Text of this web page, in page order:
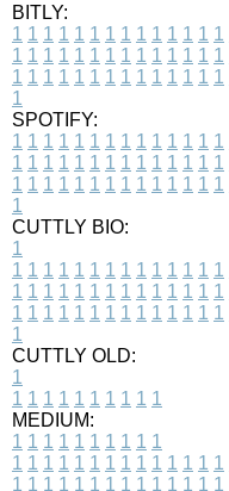
BITLY:
1 1 1 1 1 1 1 1 1 1 1 1 1 1
1 1 1 1 1 1 1 1 1 1 1 1 1 1
1 1 1 1 1 1 1 1 1 1 1 1 1 1
1
SPOTIFY:
1 1 1 1 1 1 1 1 1 1 1 1 1 1
1 1 1 1 1 1 1 1 1 1 1 1 1 1
1 1 1 1 1 1 1 1 1 1 1 1 1 1
1
CUTTLY BIO:
1
1 1 1 1 1 1 1 1 1 1 1 1 1 1
1 1 1 1 1 1 1 1 1 1 1 1 1 1
1 1 1 1 1 1 1 1 1 1 1 1 1 1
1
CUTTLY OLD:
1
1 1 1 1 1 1 1 1 1 1
MEDIUM:
1 1 1 1 1 1 1 1 1 1
1 1 1 1 1 1 1 1 1 1 1 1 1 1
1 1 1 1 1 1 1 1 1 1 1 1 1 1